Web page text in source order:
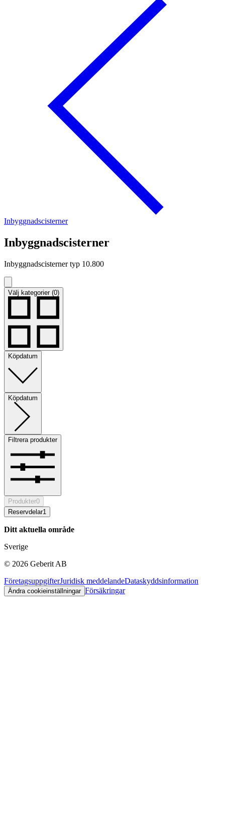
Inbyggnadscisterner
Inbyggnadscisterner
Inbyggnadscisterner typ 10.800
Välj kategorier (0)
Köpdatum
Köpdatum
Filtrera produkter
Produkter0
Reservdelar1
Ditt aktuella område
Sverige
© 2026 Geberit AB
FöretagsuppgifterJuridisk meddelandeDataskyddsinformation
Ändra cookieinställningar Försäkringar